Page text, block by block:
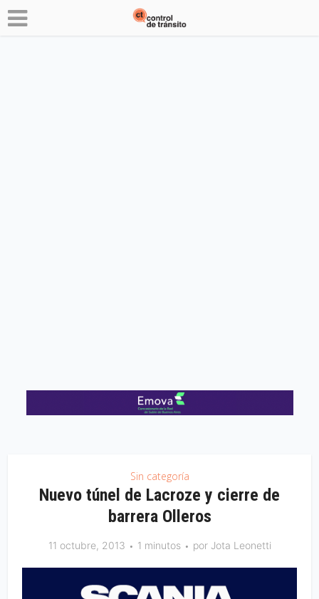
Sin categoría
Nuevo túnel de Lacroze y cierre de
barrera Olleros
11 octubre, 2013 1 minutos por Jota Leonetti